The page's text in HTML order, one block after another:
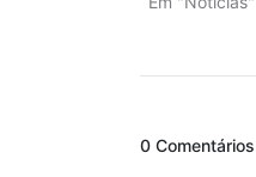
0 Comentários